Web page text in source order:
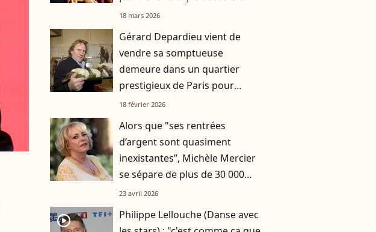
Marina Foïs
18 mars 2026
Gérard Depardieu vient de
vendre sa somptueuse
demeure dans un quartier
prestigieux de Paris pour
plusieurs millions d’euros, avec
professionnelle
18 février 2026
Alors que "ses rentrées
d’argent sont quasiment
inexistantes”, Michèle Mercier
se sépare de plus de 30 000
euros de précieux souvenirs
23 avril 2026
player2
Philippe Lellouche (Danse avec